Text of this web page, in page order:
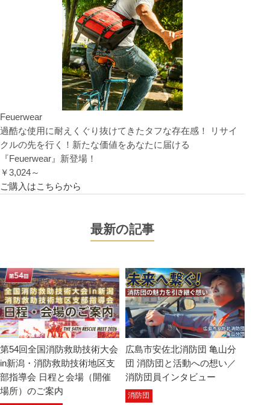
Feuerwear
過酷な使用に耐えくぐり抜けてきたタフな存在感！ リサイ
クルの先を行く！新たな価値をあなたに届ける
『Feuerwear』新登場！
￥3,024～
ご購入はこちらから
最新の記事
第54回全国消防救助技術大会
in新潟・消防救助技術地区支
部指導会 日程と会場（開催
場所）のご案内
広島市安佐北消防団 亀山分
団 消防団と活動への想い／
消防団員インタビュー
消防団